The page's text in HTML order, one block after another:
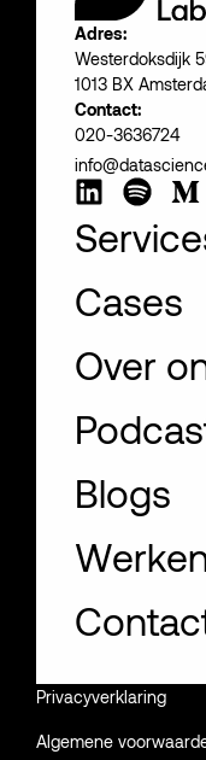
Adres:
Westerdoksdijk
1013 BX
Contact:
020-3636724
Cases
Over
Blogs
Privacyverklaring
Algemene